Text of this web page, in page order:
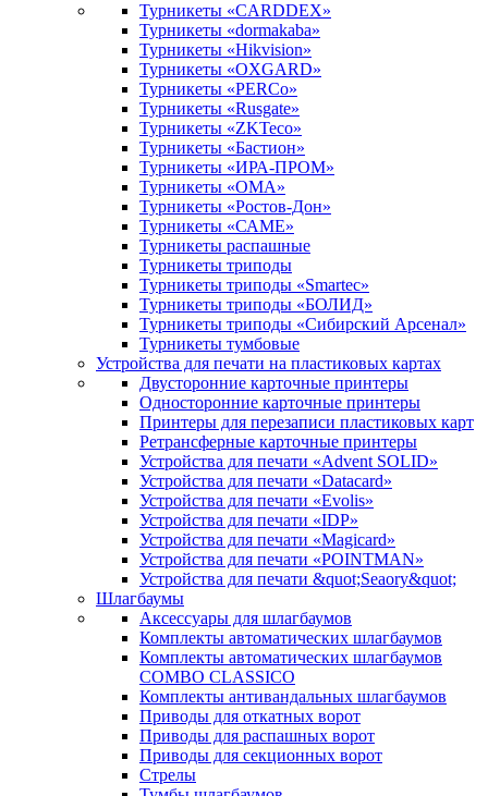
Турникеты «CARDDEX»
Турникеты «dormakaba»
Турникеты «Hikvision»
Турникеты «OXGARD»
Турникеты «PERCo»
Турникеты «Rusgate»
Турникеты «ZKTeco»
Турникеты «Бастион»
Турникеты «ИРА-ПРОМ»
Турникеты «ОМА»
Турникеты «Ростов-Дон»
Турникеты «САМЕ»
Турникеты распашные
Турникеты триподы
Турникеты триподы «Smartec»
Турникеты триподы «БОЛИД»
Турникеты триподы «Сибирский Арсенал»
Турникеты тумбовые
Устройства для печати на пластиковых картах
Двусторонние карточные принтеры
Односторонние карточные принтеры
Принтеры для перезаписи пластиковых карт
Ретрансферные карточные принтеры
Устройства для печати «Advent SOLID»
Устройства для печати «Datacard»
Устройства для печати «Evolis»
Устройства для печати «IDP»
Устройства для печати «Magicard»
Устройства для печати «POINTMAN»
Устройства для печати &quot;Seaory&quot;
Шлагбаумы
Аксессуары для шлагбаумов
Комплекты автоматических шлагбаумов
Комплекты автоматических шлагбаумов
COMBO CLASSICO
Комплекты антивандальных шлагбаумов
Приводы для откатных ворот
Приводы для распашных ворот
Приводы для секционных ворот
Стрелы